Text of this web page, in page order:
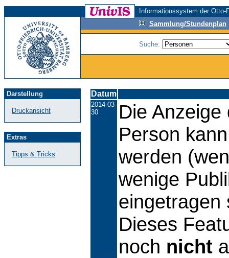
Informationssystem der
Sammlung/Stundenplan
Suche:
Darstellung
Druckansicht
Extras
Tipps & Tricks
Datum
2014-03-
30
Die
Person
werden
wenige
eingetragen
Dieses
noch nicht